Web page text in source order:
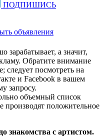
ПОДПИШИСЬ
объявления
зарабатывает, а значит,
Обратите внимание
следует посмотреть на
и Facebook в вашем
запросу.
объемный список
производят положительное
знакомства с артистом.